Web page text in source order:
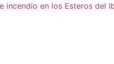
incendio en los Esteros del